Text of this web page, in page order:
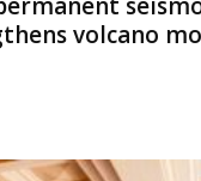
volcano